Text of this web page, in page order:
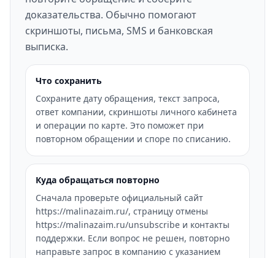
доказательства. Обычно помогают
скриншоты, письма, SMS и банковская
выписка.
Что сохранить
Сохраните дату обращения, текст запроса,
ответ компании, скриншоты личного кабинета
и операции по карте. Это поможет при
повторном обращении и споре по списанию.
Куда обращаться повторно
Сначала проверьте официальный сайт
https://malinazaim.ru/, страницу отмены
https://malinazaim.ru/unsubscribe и контакты
поддержки. Если вопрос не решен, повторно
направьте запрос в компанию с указанием